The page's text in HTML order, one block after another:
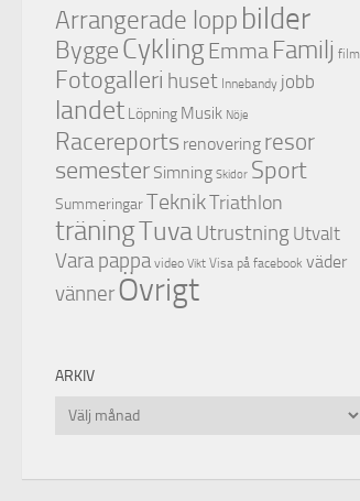
Arrangerade lopp bilder
ByggeCyklingEmma Familj film
Fotogalleri huset Innebandy jobb
landet Löpning Musik Nöje
Racereports renovering resor
semester Simning Skidor Sport
SummeringarTeknikTriathlon
träningTuvaUtrustning Utvalt
Vara pappa video Vikt Visa på facebook väder
vännerÖvrigt
ARKIV
Arkiv